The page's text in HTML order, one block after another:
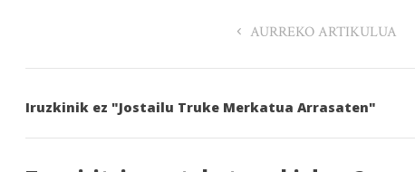
AURREKO ARTIKULUA
Iruzkinik ez "Jostailu Truke Merkatua Arrasaten"